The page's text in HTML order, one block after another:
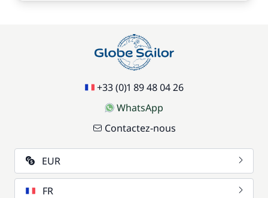
+33 (0)1 89 48 04 26
WhatsApp
Contactez-nous
EUR
FR